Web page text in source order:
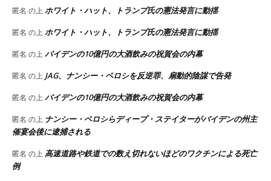
匿名 の上 ホワイト・ハット、トランプ氏の憲法発言に動揺
匿名 の上 ホワイト・ハット、トランプ氏の憲法発言に動揺
匿名 の上 バイデンの10億円の大酒飲みの祝賀会の内幕
匿名 の上 JAG、ナンシー・ペロシを反逆罪、扇動的陰謀で告発
匿名 の上 バイデンの10億円の大酒飲みの祝賀会の内幕
匿名 の上 ナンシー・ペロシらディープ・ステイターがバイデンの州主
催宴会後に逮捕される
匿名 の上 高速道路や鉄道での数え切れないほどのワクチンによる死亡
例